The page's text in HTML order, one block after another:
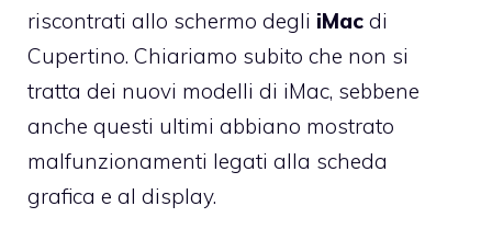
riscontrati allo schermo degli iMac di
Cupertino. Chiariamo subito che non si
tratta dei nuovi modelli di iMac, sebbene
anche questi ultimi abbiano mostrato
malfunzionamenti legati alla scheda
grafica e al display.